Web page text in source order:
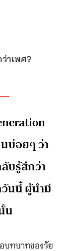
าเพศ?
บ่อยๆ ว่า
บรู้สึกว่า
นนี้ ผู้นำมี
น
บทบาทของวัย